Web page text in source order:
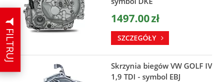
FILTRUJ
1497.00zł
SZCZEGÓŁY
Skrzynia biegów VW GOLF IV
1,9 TDI - symbol EBJ